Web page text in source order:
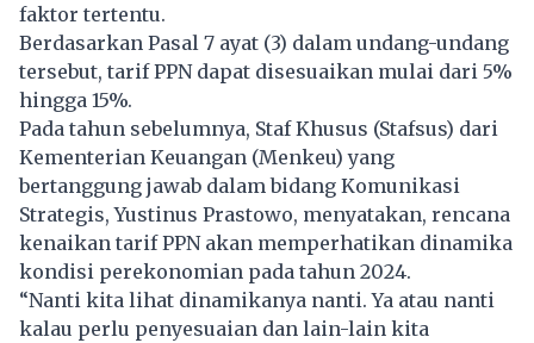
faktor tertentu.
Berdasarkan Pasal 7 ayat (3) dalam undang-undang
tersebut, tarif PPN dapat disesuaikan mulai dari 5%
hingga 15%.
Pada tahun sebelumnya, Staf Khusus (Stafsus) dari
Kementerian Keuangan (Menkeu) yang
bertanggung jawab dalam bidang Komunikasi
Strategis, Yustinus Prastowo, menyatakan, rencana
kenaikan tarif PPN akan memperhatikan dinamika
kondisi perekonomian pada tahun 2024.
“Nanti kita lihat dinamikanya nanti. Ya atau nanti
kalau perlu penyesuaian dan lain-lain kita